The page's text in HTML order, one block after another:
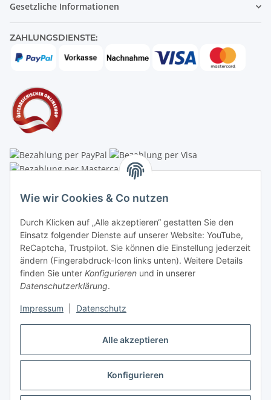
Alle akzeptieren
Konfigurieren
Wie wir Cookies & Co nutzen
Durch Klicken auf „Alle akzeptieren“ gestatten Sie den
Einsatz folgender Dienste auf unserer Website: YouTube,
ReCaptcha, Trustpilot. Sie können die Einstellung jederzeit
ändern (Fingerabdruck-Icon links unten). Weitere Details
finden Sie unter Konfigurieren und in unserer
Datenschutzerklärung.
Impressum Datenschutz
Gesetzliche Informationen
ZAHLUNGSDIENSTE:
Schauraum & Verkauf: Pfarrwald 46
Buchhaltung: Königleiten 11
A-3354 Wolfsbach
shop@krippen-shop.at
www.krippen-shop.at
Vertrag widerrufen